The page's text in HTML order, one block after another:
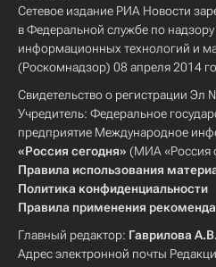
Сетевое издание РИА Новости
в Федеральной службе по надзору
информационных технологий и
(Роскомнадзор) 08 апреля 2014
Свидетельство о регистрации
Учредитель: Федеральное
предприятие Международное
«Россия сегодня» (МИА «Россия
Правила использования
Политика конфиденциальности
Правила применения
Главный редактор: Гаврилова А.В.
Адрес электронной почты